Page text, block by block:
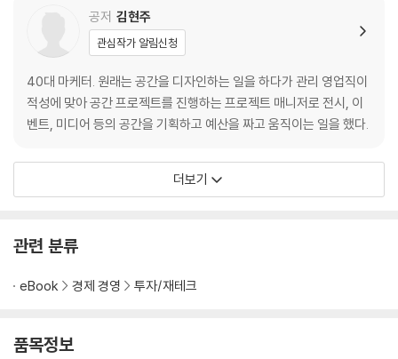
투자는 기업의 미래에 대한 ‘나’의 생각 | 창조적 파괴를 하는 기업을 찾아
라 | 고객이 사랑하나는 회사 | 주식 투자는 기업을 소유하는 것 | 주식 투자
에서 절대 하지 말아야 할 것
교육에 모든 답이 있다
돈에 관한 자존감 교육의 필요성 | 자존감 교육이 절실하다 | 변화를 위한
공저 김현주
관심작가 알림신청
40대 마케터. 원래는 공간을 디자인하는 일을 하다가 관리 영업직이
적성에 맞아 공간 프로젝트를 진행하는 프로젝트 매니저로 전시, 이
벤트, 미디어 등의 공간을 기획하고 예산을 짜고 움직이는 일을 했다.
더보기
관련 분류
eBook 경제 경영 투자/재테크
품목정보